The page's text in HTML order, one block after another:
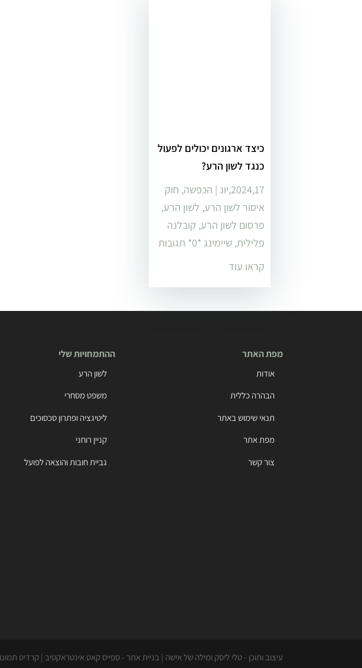
כיצד ארגונים יכולים לפעול
כנגד לשון הרע?
2024,17,יונ
| הכפשה, חוק
איסור לשון הרע, לשון הרע,
פרסום לשון הרע, קובלנה
פלילית, שיימינג ‏*0* תגובות
קראו עוד
ההתמחויות שלי
לשון הרע
משפט מסחרי
ליטיגציה ופתרון סכסוכים
קניין רוחני
גביית חובות והוצאה לפועל
מפת האתר
אודות
הבהרה כללית
תנאי שימוש באתר
מפת אתר
צור קשר
עיצוב ותוכן - טלי ליסק ומילה של אישה | בניית אתר - ספייס קאט אינטראקטיב | קרדיט